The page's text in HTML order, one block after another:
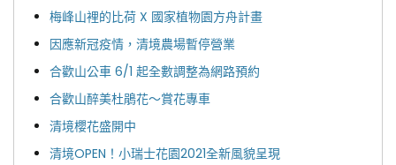
梅峰山裡的比荷 X 國家植物園方舟計畫
因應新冠疫情，清境農場暫停營業
合歡山公車 6/1 起全數調整為網路預約
合歡山醉美杜鵑花～賞花專車
清境櫻花盛開中
清境OPEN！小瑞士花園2021全新風貌呈現